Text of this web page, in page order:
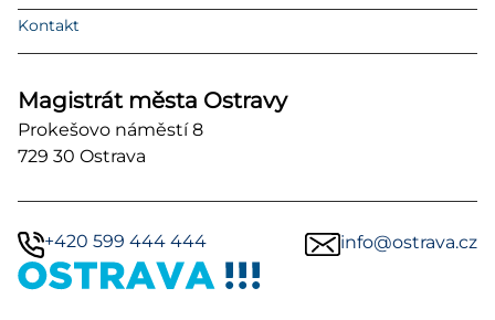
Kontakt
Magistrát města Ostravy
Prokešovo náměstí 8
729 30 Ostrava
+420 599 444 444 info@ostrava.cz